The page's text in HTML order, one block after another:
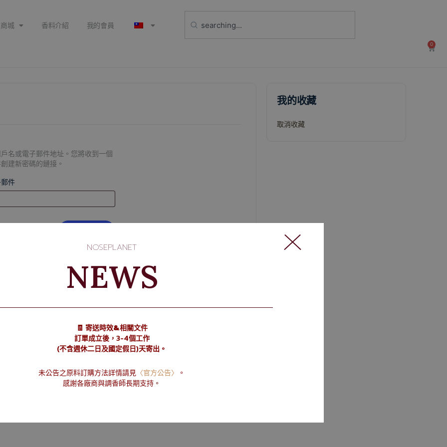
城 香料介紹 我的會員
0
名或電子郵件地址。您將收到一個
建新密碼的鏈接。
件
我的收藏
取消收藏
NOSEPLANET
NEWS
🧾 寄送時效&相關文件
訂單成立後，3-4個工作
(不含週休二日及國定假日)天寄出。
未公告之原料訂購方法詳情請見 〈官方公告〉
。
感謝各廠商與調香師長期支持。